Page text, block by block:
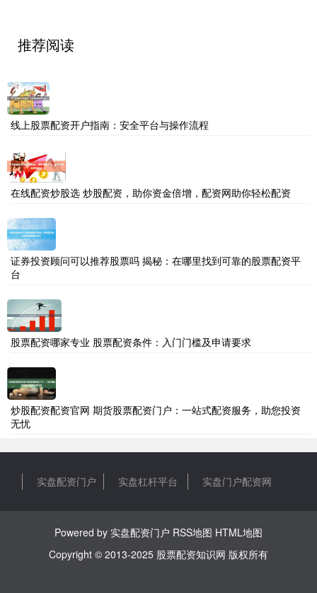
推荐阅读
线上股票配资开户指南：安全平台与操作流程
在线配资炒股选 炒股配资，助你资金倍增，配资网助你轻松配资
证券投资顾问可以推荐股票吗 揭秘：在哪里找到可靠的股票配资平
台
股票配资哪家专业 股票配资条件：入门门槛及申请要求
炒股配资配资官网 期货股票配资门户：一站式配资服务，助您投资
无忧
实盘配资门户 实盘杠杆平台 实盘门户配资网
Powered by 实盘配资门户 RSS地图 HTML地图
Copyright © 2013-2025 股票配资知识网 版权所有